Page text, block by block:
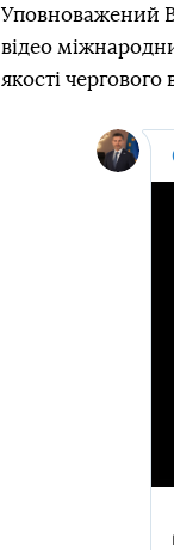
Уповноважений
відео
якості чергового